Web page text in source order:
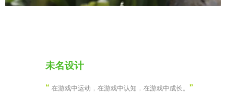
未名设计
“ 在游戏中运动，在游戏中认知，在游戏中成长。 ”